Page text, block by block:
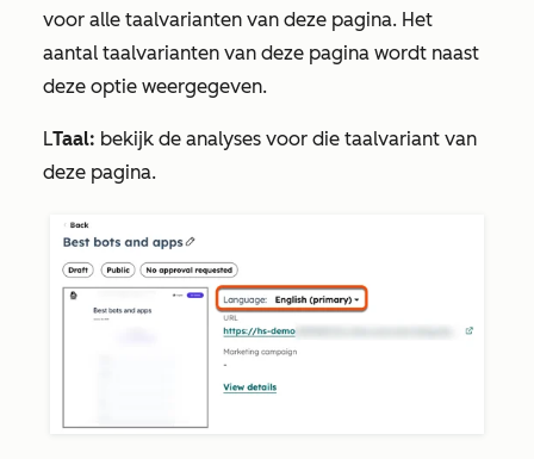
voor alle taalvarianten van deze pagina. Het
aantal taalvarianten van deze pagina wordt naast
deze optie weergegeven.
LTaal: bekijk de analyses voor die taalvariant van
deze pagina.